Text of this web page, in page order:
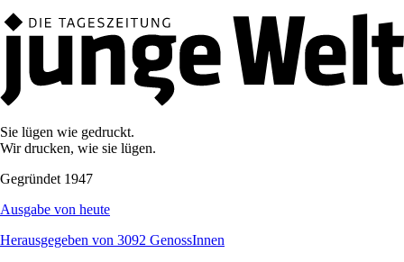
Sie lügen wie gedruckt.
Wir drucken, wie sie lügen.
Gegründet 1947
Ausgabe von heute
Herausgegeben von 3092 GenossInnen